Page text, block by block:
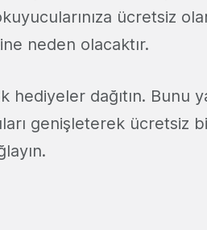
ücretsiz
neden olacaktır.
hediyeler dağıtın. Bunu
genişleterek ücretsiz